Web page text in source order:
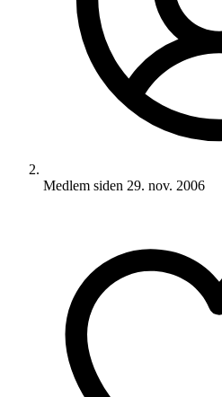
Medlem siden 29. nov. 2006